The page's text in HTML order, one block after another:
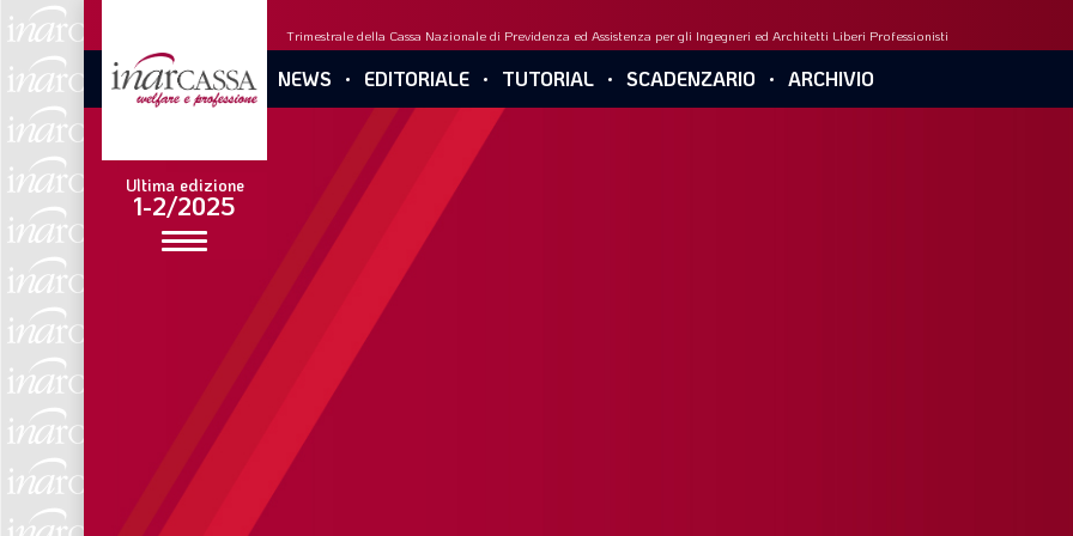
Ultima edizione
1-2/2025
Trimestrale della Cassa Nazionale di Previdenza ed Assistenza per gli Ingegneri ed Architetti Liberi Professionisti
NEWS EDITORIALE TUTORIAL SCADENZARIO ARCHIVIO